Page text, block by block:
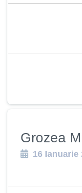
Grozea
16 Ianuarie